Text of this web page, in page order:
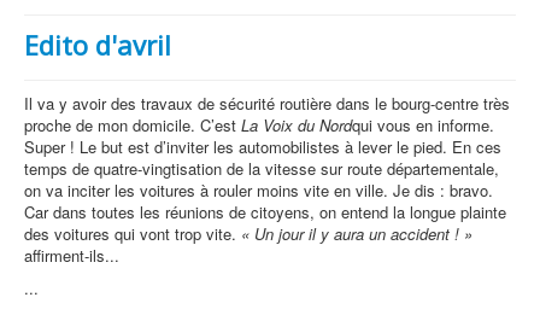
Edito d'avril
Il va y avoir des travaux de sécurité routière dans le bourg-centre très
proche de mon domicile. C’est La Voix du Nordqui vous en informe.
Super ! Le but est d’inviter les automobilistes à lever le pied. En ces
temps de quatre-vingtisation de la vitesse sur route départementale,
on va inciter les voitures à rouler moins vite en ville. Je dis : bravo.
Car dans toutes les réunions de citoyens, on entend la longue plainte
des voitures qui vont trop vite. « Un jour il y aura un accident ! »
affirment-ils...
...